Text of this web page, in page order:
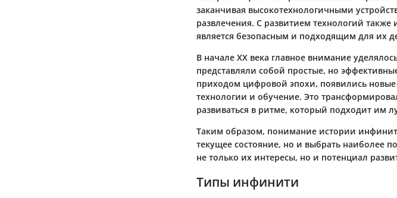
заканчивая высокотехнологичными
развлечения. С развитием технологий
является безопасным и подходящим для их
В начале XX века главное внимание
представляли собой простые, но
приходом цифровой эпохи, появились
технологии и обучение. Это
развиваться в ритме, который подходит им
Таким образом, понимание истории
текущее состояние, но и выбрать наиболее
не только их интересы, но и потенциал
Типы инфинити